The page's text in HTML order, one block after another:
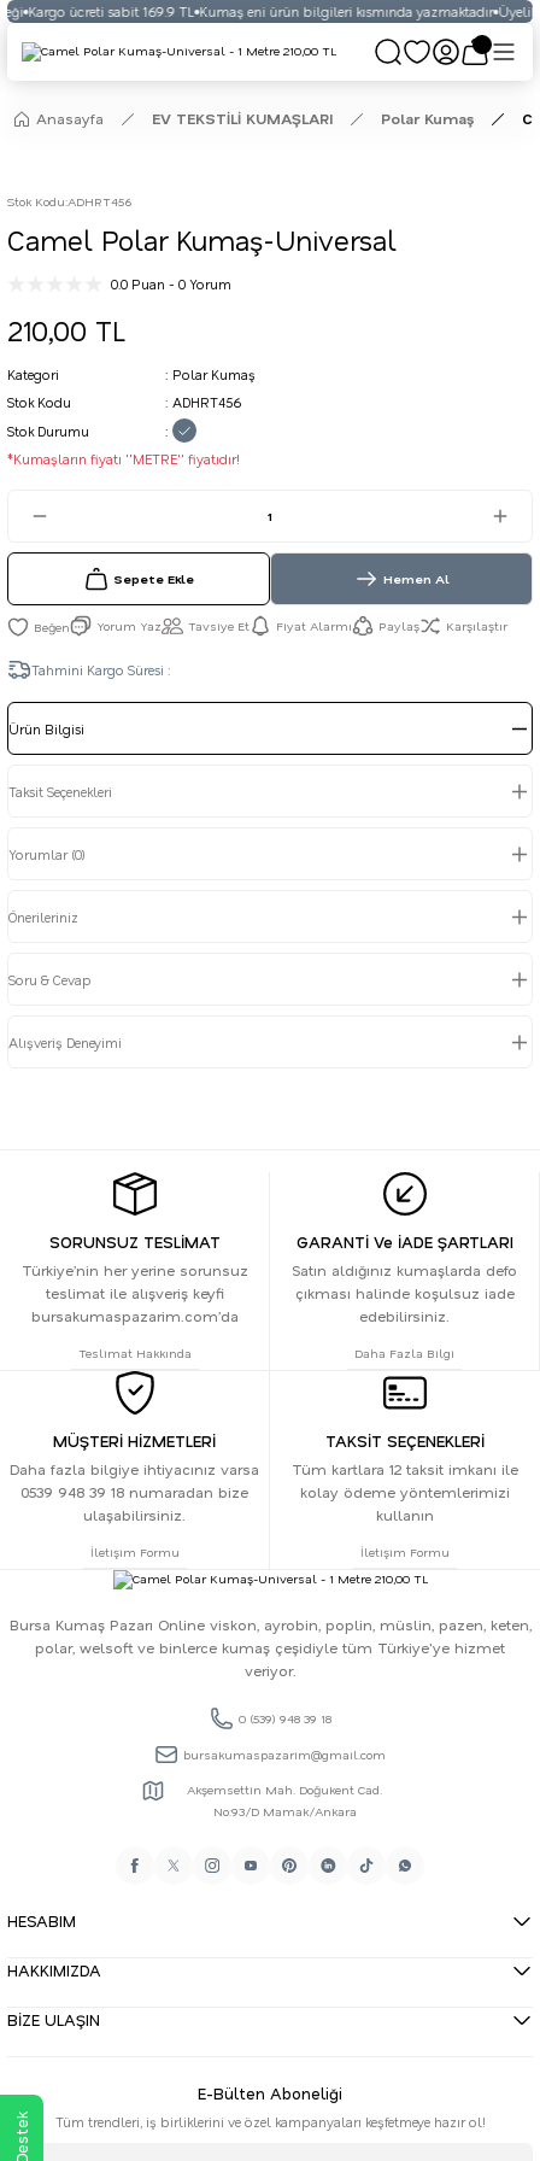
Kargo ücreti sabit 169.9 TL Kumaş eni ürün bilgileri kısmında yazmaktadır Üyelikli
Anasayfa EV TEKSTİLİ KUMAŞLARI Polar Kumaş
Stok Kodu:ADHRT456
Camel Polar Kumaş-Universal
0.0 Puan - 0 Yorum
210,00 TL
Kategori
Polar Kumaş
Stok Kodu
ADHRT456
Stok Durumu
*Kumaşların fiyatı ''METRE'' fiyatıdır!
Sepete Ekle Hemen Al
Yorum Yaz Tavsiye Et Fiyat Alarmı Paylaş Karşılaştır
Tahmini Kargo Süresi :
Ürün Bilgisi
Taksit Seçenekleri
Yorumlar (0)
Önerileriniz
Soru & Cevap
Alışveriş Deneyimi
SORUNSUZ TESLİMAT
Türkiye’nin her yerine sorunsuz
teslimat ile alışveriş keyfi
bursakumaspazarim.com’da
Teslimat Hakkında
GARANTİ Ve İADE ŞARTLARI
Satın aldığınız kumaşlarda defo
çıkması halinde koşulsuz iade
edebilirsiniz.
Daha Fazla Bilgi
MÜŞTERİ HİZMETLERİ
Daha fazla bilgiye ihtiyacınız varsa
0539 948 39 18 numaradan bize
ulaşabilirsiniz.
İletişim Formu
TAKSİT SEÇENEKLERİ
Tüm kartlara 12 taksit imkanı ile
kolay ödeme yöntemlerimizi
kullanın
İletişim Formu
Bursa Kumaş Pazarı Online viskon, ayrobin, poplin, müslin, pazen, keten,
polar, welsoft ve binlerce kumaş çeşidiyle tüm Türkiye'ye hizmet
veriyor.
0 (539) 948 39 18
bursakumaspazarim@gmail.com
Akşemsettin Mah. Doğukent Cad.
No:93/D Mamak/Ankara
HESABIM
HAKKIMIZDA
BİZE ULAŞIN
E-Bülten Aboneliği
Tüm trendleri, iş birliklerini ve özel kampanyaları keşfetmeye hazır ol!